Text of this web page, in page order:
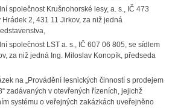
společnost Krušnohorské lesy, a. s., IČ 473
2, 431 11 Jirkov, za niž jedná
společnost LST a. s., IČ 607 06 805, se sídlem
za niž jedná Ing. Miloslav Konopík, předseda
na „Provádění lesnických činností s prodejem
zadávaných v otevřených řízeních, jejichž
systému o veřejných zakázkách uveřejněno